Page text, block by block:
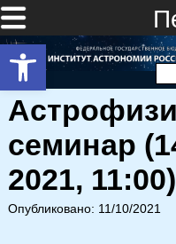
Открыть панель
семинар
2021, 11:00)
Опубликовано: 11/10/2021